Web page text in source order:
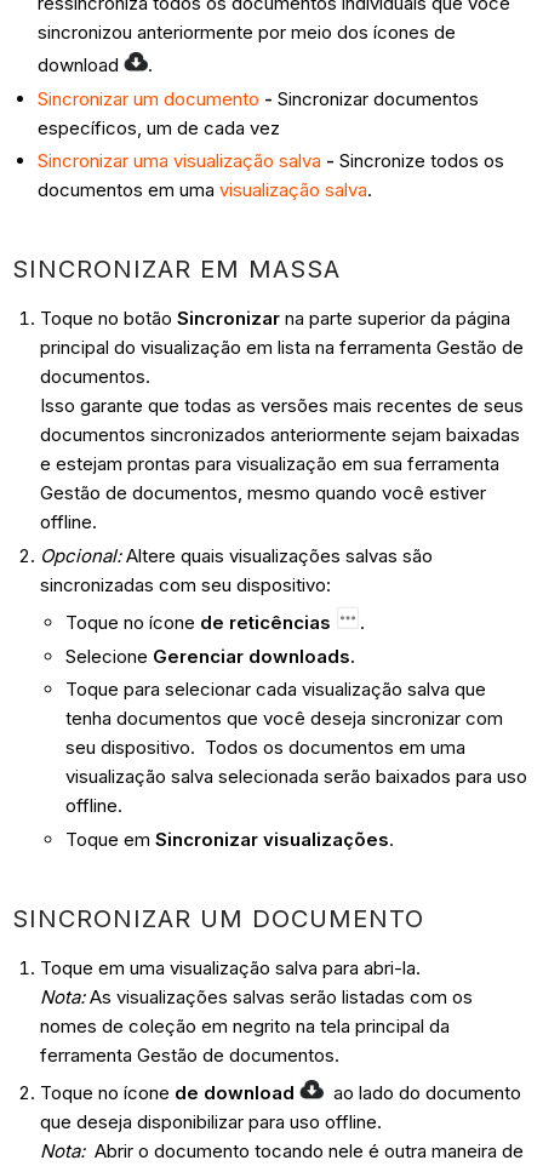
sincronizou anteriormente por meio dos ícones de
download
.
Sincronizar um documento -Sincronizar documentos
específicos, um de cada vez
Sincronizar uma visualização salva -Sincronize todos os
documentos em umavisualização salva.
SINCRONIZAR EM MASSA
Toque no botão Sincronizarna parte superior da página
principal do visualização em lista na ferramenta Gestão de
documentos.
Isso garante que todas as versões mais recentes de seus
documentos sincronizados anteriormente sejam baixadas
e estejam prontas para visualização em sua ferramenta
Gestão de documentos, mesmo quando você estiver
offline.
Opcional:Altere quais visualizações salvas são
sincronizadas com seu dispositivo:
Toque no ícone de reticências
.
Selecione Gerenciar downloads.
Toque para selecionar cada visualização salva que
tenha documentos que você deseja sincronizar com
seu dispositivo. Todos os documentos em uma
visualização salva selecionada serão baixados para uso
offline.
Toque em Sincronizar visualizações.
SINCRONIZAR UM DOCUMENTO
Toque em uma visualização salva para abri-la.
Nota:As visualizações salvas serão listadas com os
nomes de coleção em negrito na tela principal da
ferramenta Gestão de documentos.
Toque no ícone de download
ao lado do documento
que deseja disponibilizar para uso offline.
Nota: Abrir o documento tocando nele é outra maneira de